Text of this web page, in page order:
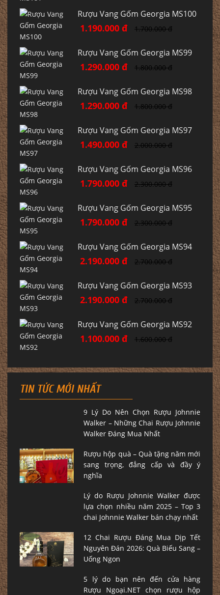
Rượu Vang Gốm Georgia MS100
1.190.000 đ 1.700.000 đ
Rượu Vang Gốm Georgia MS99
1.290.000 đ 1.800.000 đ
Rượu Vang Gốm Georgia MS98
1.290.000 đ 1.800.000 đ
Rượu Vang Gốm Georgia MS97
1.490.000 đ 2.000.000 đ
Rượu Vang Gốm Georgia MS96
1.790.000 đ 2.300.000 đ
Rượu Vang Gốm Georgia MS95
1.790.000 đ 2.300.000 đ
Rượu Vang Gốm Georgia MS94
2.190.000 đ 2.700.000 đ
Rượu Vang Gốm Georgia MS93
2.190.000 đ 2.700.000 đ
Rượu Vang Gốm Georgia MS92
1.100.000 đ 1.600.000 đ
TIN TỨC MỚI NHẤT
9 Lý Do Nên Chọn Rượu Johnnie
Walker – Những Chai Rượu Johnnie
Walker Đáng Mua Nhất
Rượu hộp quà – Quà tặng năm mới
sang trọng, đẳng cấp và đầy ý
nghĩa
Lý do Rượu Johnnie Walker được
lựa chọn nhiều năm 2025 – Top 3
chai Johnnie Walker bán chạy nhất
12 Chai Rượu Đáng Mua Dịp Tết
Nguyên Đán 2026: Quà Biếu Sang –
Uống Ngon
5 lý do bạn nên đến cửa hàng
Rượu Ngoại.NET chọn rượu hộp